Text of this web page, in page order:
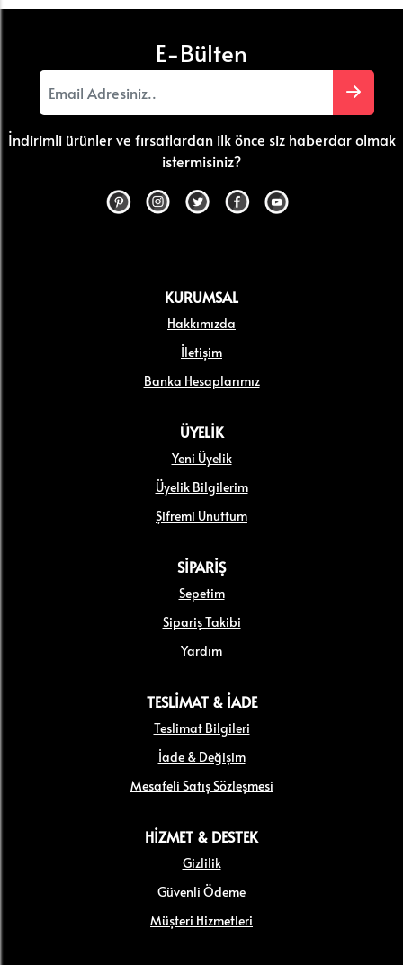
E-Bülten
İndirimli ürünler ve fırsatlardan ilk önce siz haberdar olmak
istermisiniz?
KURUMSAL
Hakkımızda
İletişim
Banka Hesaplarımız
ÜYELİK
Yeni Üyelik
Üyelik Bilgilerim
Şifremi Unuttum
SİPARİŞ
Sepetim
Sipariş Takibi
Yardım
TESLİMAT & İADE
Teslimat Bilgileri
İade & Değişim
Mesafeli Satış Sözleşmesi
HİZMET & DESTEK
Gizlilik
Güvenli Ödeme
Müşteri Hizmetleri